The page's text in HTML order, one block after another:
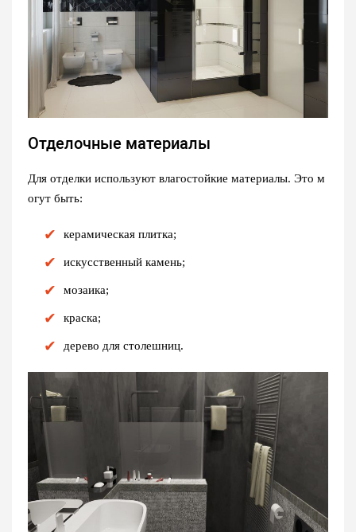
Отделочные материалы
Для отделки используют влагостойкие материалы. Это м
огут быть:
керамическая плитка;
искусственный камень;
мозаика;
краска;
дерево для столешниц.